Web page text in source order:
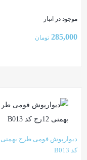
موجود در انبار
285,000 تومان
کد B013